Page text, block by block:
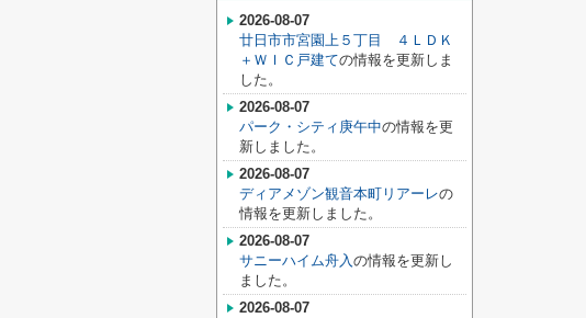
2026-08-07
廿日市市宮園上５丁目 ４ＬＤＫ
＋ＷＩＣ戸建ての情報を更新しま
した。
2026-08-07
パーク・シティ庚午中の情報を更
新しました。
2026-08-07
ディアメゾン観音本町リアーレの
情報を更新しました。
2026-08-07
サニーハイム舟入の情報を更新し
ました。
2026-08-07